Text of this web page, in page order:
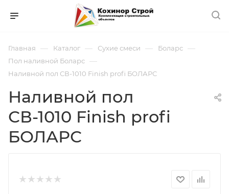
Главная — Каталог — Сухие смеси — Боларс —
Пол наливной Боларс —
Наливной пол СВ-1010 Finish profi БОЛАРС
Наливной пол
СВ-1010 Finish profi
БОЛАРС